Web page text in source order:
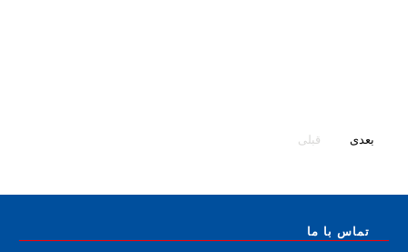
قبلی بعدی
تماس با ما